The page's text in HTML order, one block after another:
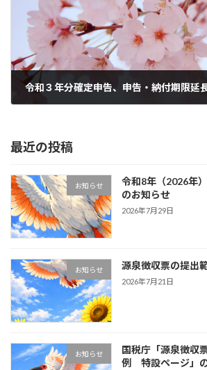
令和３年分確定申告、申告・納付期限延
最近の投稿
お知らせ
令和8年（2026年
のお知らせ
2026年7月29日
お知らせ 源泉徴収票の提出
2026年7月21日
お知らせ
国税庁「源泉徴収
例 特設ページ」